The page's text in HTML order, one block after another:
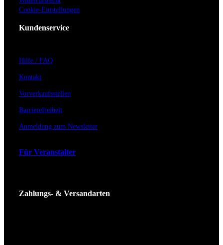
Cookie-Einstellungen
Kundenservice
Hilfe / FAQ
Kontakt
Vorverkaufsstellen
Barrierefreiheit
Anmeldung zum Newsletter
Für Veranstalter
Zahlungs- & Versandarten